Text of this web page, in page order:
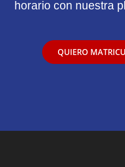
horario con nuestra
QUIERO